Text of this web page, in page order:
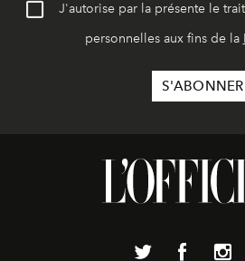
J'autorise par la présente le
personnelles aux fins de la